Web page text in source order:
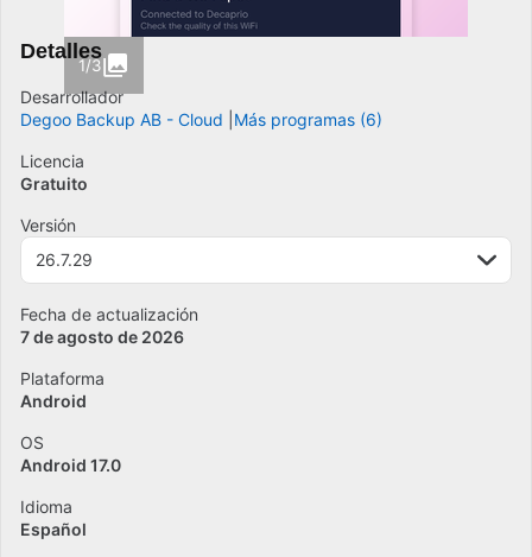
1/3
Detalles
Desarrollador
Degoo Backup AB - Cloud
Más programas (6)
Licencia
Gratuito
Versión
26.7.29
Fecha de actualización
7 de agosto de 2026
Plataforma
Android
OS
Android 17.0
Idioma
Español